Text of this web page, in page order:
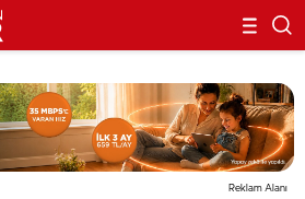
Reklam Alanı